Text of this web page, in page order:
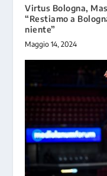
Virtus Bologna,
“Restiamo a
niente”
Maggio 14, 2024